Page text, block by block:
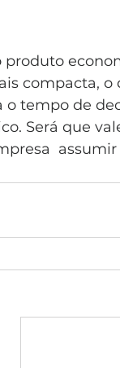
produto
compacta,
o tempo de
Será que